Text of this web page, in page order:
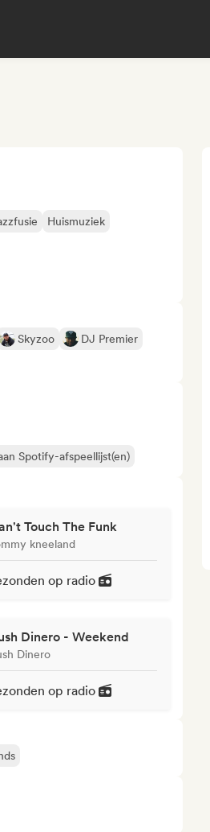
Huismuziek
Skyzoo
DJ Premier
Spotify-afspeellijst(en)
Touch The Funk
kneeland
op radio
Dinero - Weekend
Dinero
op radio